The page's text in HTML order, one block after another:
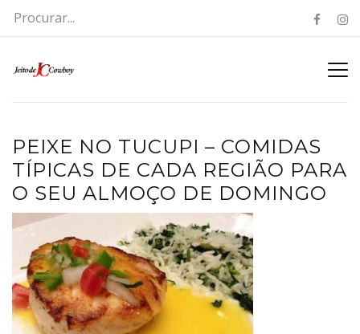
PEIXE NO TUCUPI – COMIDAS
TÍPICAS DE CADA REGIÃO PARA
O SEU ALMOÇO DE DOMINGO